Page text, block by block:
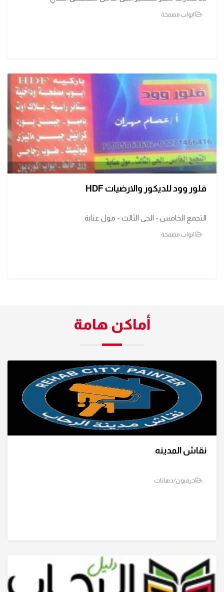
ابواب مصفحة
فلور وود للديكور والارضيات HDF
التجمع الخامس - الحى الثالث - مول عنابة
ابواب مصفحة
أماكن هامة
نقاش المدينه
حرفيون/دهانات